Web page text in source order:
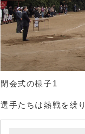
閉会式の様子1
選手たちは熱戦を繰